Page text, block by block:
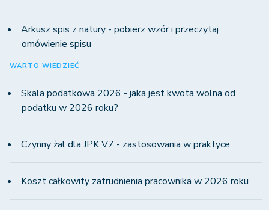
Arkusz spis z natury - pobierz wzór i przeczytaj
omówienie spisu
WARTO WIEDZIEĆ
Skala podatkowa 2026 - jaka jest kwota wolna od
podatku w 2026 roku?
Czynny żal dla JPK V7 - zastosowania w praktyce
Koszt całkowity zatrudnienia pracownika w 2026 roku